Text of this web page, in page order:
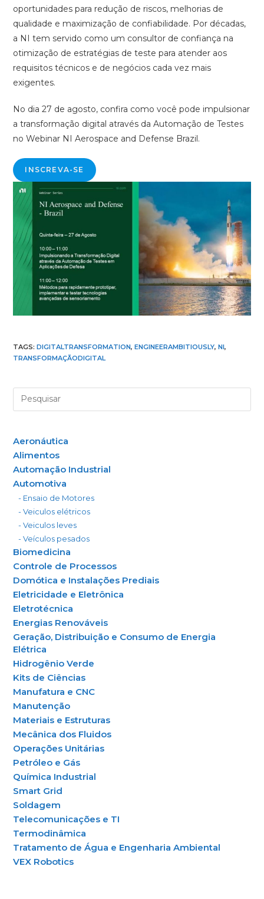
oportunidades para redução de riscos, melhorias de
qualidade e maximização de confiabilidade. Por décadas,
a NI tem servido como um consultor de confiança na
otimização de estratégias de teste para atender aos
requisitos técnicos e de negócios cada vez mais
exigentes.
No dia 27 de agosto, confira como você pode impulsionar
a transformação digital através da Automação de Testes
no Webinar NI Aerospace and Defense Brazil.
INSCREVA-SE
TAGS:DIGITALTRANSFORMATION, ENGINEERAMBITIOUSLY, NI,
TRANSFORMAÇÃODIGITAL
Aeronáutica
Alimentos
Automação Industrial
Automotiva
- Ensaio de Motores
- Veiculos elétricos
- Veiculos leves
- Veículos pesados
Biomedicina
Controle de Processos
Domótica e Instalações Prediais
Eletricidade e Eletrônica
Eletrotécnica
Energias Renováveis
Geração, Distribuição e Consumo de Energia
Elétrica
Hidrogênio Verde
Kits de Ciências
Manufatura e CNC
Manutenção
Materiais e Estruturas
Mecânica dos Fluidos
Operações Unitárias
Petróleo e Gás
Química Industrial
Smart Grid
Soldagem
Telecomunicações e TI
Termodinâmica
Tratamento de Água e Engenharia Ambiental
VEX Robotics